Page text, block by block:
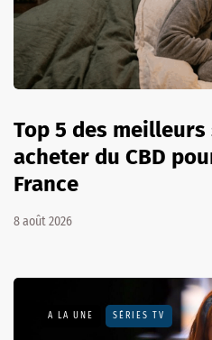
Top 5 des
acheter du CBD
France
8 août 2026
A LA UNE SÉRIES TV